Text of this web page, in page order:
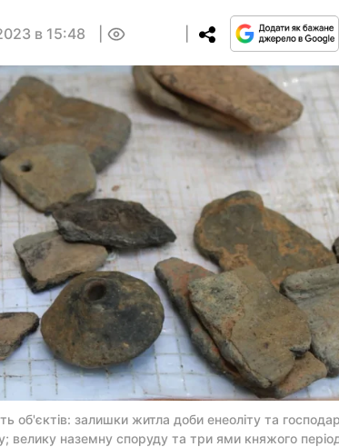
в 15:48
об'єктів: залишки житла доби енеоліту та
велику наземну споруду та три ями княжого